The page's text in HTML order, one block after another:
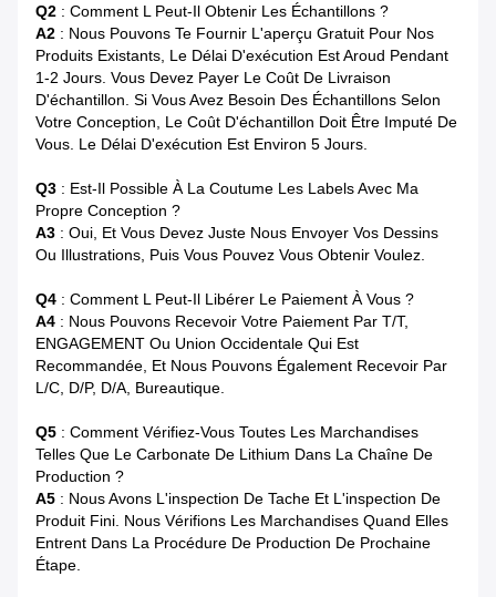
Q2 : Comment L Peut-Il Obtenir Les Échantillons ?
A2 : Nous Pouvons Te Fournir L'aperçu Gratuit Pour Nos
Produits Existants, Le Délai D'exécution Est Aroud Pendant
1-2 Jours. Vous Devez Payer Le Coût De Livraison
D'échantillon. Si Vous Avez Besoin Des Échantillons Selon
Votre Conception, Le Coût D'échantillon Doit Être Imputé De
Vous. Le Délai D'exécution Est Environ 5 Jours.
Q3 : Est-Il Possible À La Coutume Les Labels Avec Ma
Propre Conception ?
A3 : Oui, Et Vous Devez Juste Nous Envoyer Vos Dessins
Ou Illustrations, Puis Vous Pouvez Vous Obtenir Voulez.
Q4 : Comment L Peut-Il Libérer Le Paiement À Vous ?
A4 : Nous Pouvons Recevoir Votre Paiement Par T/T,
ENGAGEMENT Ou Union Occidentale Qui Est
Recommandée, Et Nous Pouvons Également Recevoir Par
L/C, D/P, D/A, Bureautique.
Q5 : Comment Vérifiez-Vous Toutes Les Marchandises
Telles Que Le Carbonate De Lithium Dans La Chaîne De
Production ?
A5 : Nous Avons L'inspection De Tache Et L'inspection De
Produit Fini. Nous Vérifions Les Marchandises Quand Elles
Entrent Dans La Procédure De Production De Prochaine
Étape.